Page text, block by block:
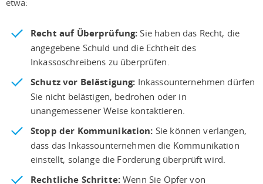
etwa:
Recht auf Überprüfung: Sie haben das Recht, die
angegebene Schuld und die Echtheit des
Inkassoschreibens zu überprüfen.
Schutz vor Belästigung: Inkassounternehmen dürfen
Sie nicht belästigen, bedrohen oder in
unangemessener Weise kontaktieren.
Stopp der Kommunikation: Sie können verlangen,
dass das Inkassounternehmen die Kommunikation
einstellt, solange die Forderung überprüft wird.
Rechtliche Schritte: Wenn Sie Opfer von